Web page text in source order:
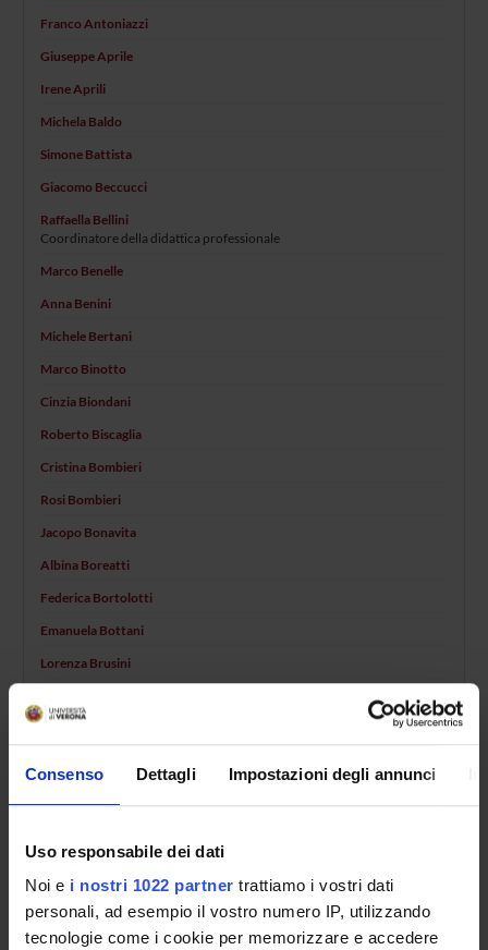
Consenso Dettagli Impostazioni degli annunci
Uso responsabile dei dati
Noi e i nostri 1022 partner trattiamo i vostri dati
personali, ad esempio il vostro numero IP, utilizzando
tecnologie come i cookie per memorizzare e accedere
Franco Antoniazzi
Giuseppe Aprile
Irene Aprili
Michela Baldo
Simone Battista
Giacomo Beccucci
Raffaella Bellini
Coordinatore della didattica professionale
Marco Benelle
Anna Benini
Michele Bertani
Marco Binotto
Cinzia Biondani
Roberto Biscaglia
Cristina Bombieri
Rosi Bombieri
Jacopo Bonavita
Albina Boreatti
Federica Bortolotti
Emanuela Bottani
Lorenza Brusini
Marco Caminati
Gaetano Cantalupo
Carlo Capelli